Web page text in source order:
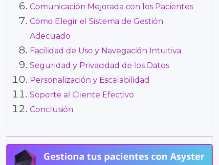
Comunicación Mejorada con los Pacientes
Cómo Elegir el Sistema de Gestión
Adecuado
Facilidad de Uso y Navegación Intuitiva
Seguridad y Privacidad de los Datos
Personalización y Escalabilidad
Soporte al Cliente Efectivo
Conclusión